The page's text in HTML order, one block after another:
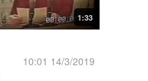
1:33
10:01 14/3/2019